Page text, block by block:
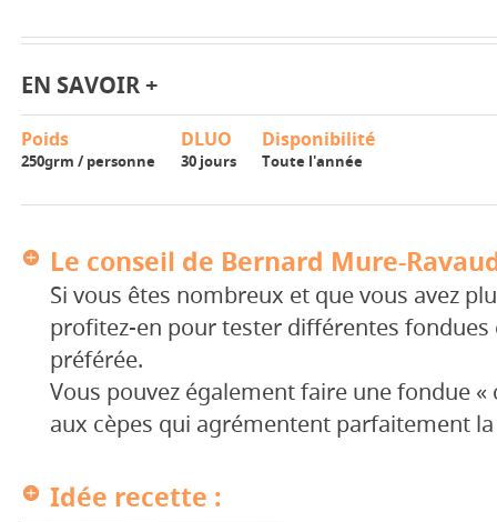
EN SAVOIR +
Poids
250grm / personne
DLUO
30 jours
Disponibilité
Toute l'année
Le conseil de Bernard Mure-
Si vous êtes nombreux et que vous avez
profitez-en pour tester différentes fondues
préférée.
Vous pouvez également faire une fondue «
aux cèpes qui agrémentent parfaitement
Idée recette :